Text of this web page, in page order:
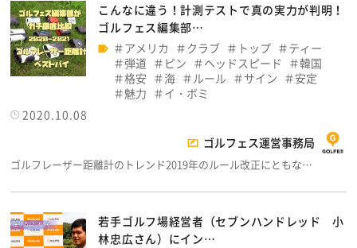
こんなに違う！計測テストで真の実力が判明！
ゴルフェス編集部…
アメリカ
クラブ トップ
ティー
弾道
ピン ヘッドスピード
韓国
格安
海 ルール サイン
安定
魅力
イ・ボミ
2020.10.08
ゴルフェス運営事務局
ゴルフレーザー距離計のトレンド2019年のルール改正にともな…
若手ゴルフ場経営者（セブンハンドレッド 小
林忠広さん）にイン…